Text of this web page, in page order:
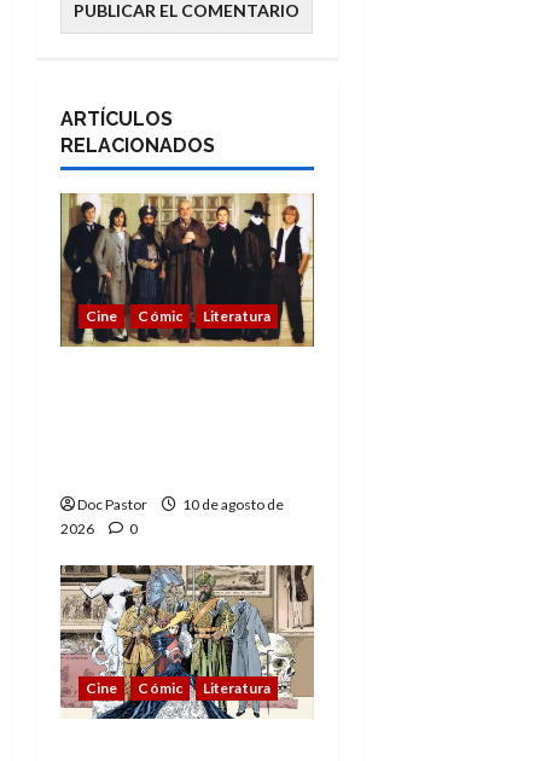
ARTÍCULOS
RELACIONADOS
Cine Cómic Literatura
Doc Pastor
10 de agosto de
2026
0
Cine Cómic Literatura